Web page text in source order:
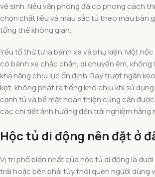
vệ sinh. Nếu văn phòng đã có phong cách
chọn chất liệu và màu sắc tủ theo màu bàn
tổng thể không gian.
Yếu tố thứ tư là bánh xe và phụ kiện. Một
có bánh xe chắc chắn, di chuyển êm, không
khả năng chịu lực ổn định. Ray trượt ngăn
kẹt, không phát ra tiếng khó chịu khi sử
cạnh tủ và bề mặt hoàn thiện cũng cần được
các chi tiết ảnh hưởng đến trải nghiệm hằng
Hộc tủ di động nên đặt ở
Vị trí phổ biến nhất của hộc tủ di động là
trái hoặc bên phải tùy thói quen người dùng